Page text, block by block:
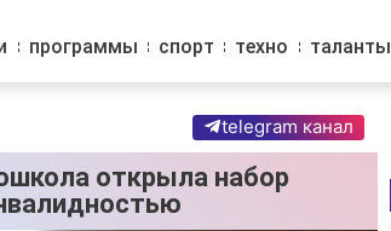
программы спорт техно таланты
telegram канал
открыла набор